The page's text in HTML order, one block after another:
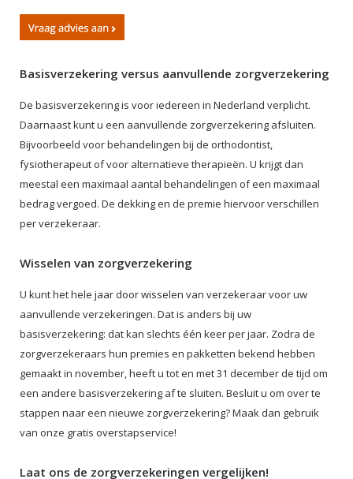
Basisverzekering versus aanvullende zorgverzekering
De basisverzekering is voor iedereen in Nederland verplicht.
Daarnaast kunt u een aanvullende zorgverzekering afsluiten.
Bijvoorbeeld voor behandelingen bij de orthodontist,
fysiotherapeut of voor alternatieve therapieën. U krijgt dan
meestal een maximaal aantal behandelingen of een maximaal
bedrag vergoed. De dekking en de premie hiervoor verschillen
per verzekeraar.
Wisselen van zorgverzekering
U kunt het hele jaar door wisselen van verzekeraar voor uw
aanvullende verzekeringen. Dat is anders bij uw
basisverzekering: dat kan slechts één keer per jaar. Zodra de
zorgverzekeraars hun premies en pakketten bekend hebben
gemaakt in november, heeft u tot en met 31 december de tijd om
een andere basisverzekering af te sluiten. Besluit u om over te
stappen naar een nieuwe zorgverzekering? Maak dan gebruik
van onze gratis overstapservice!
Laat ons de zorgverzekeringen vergelijken!